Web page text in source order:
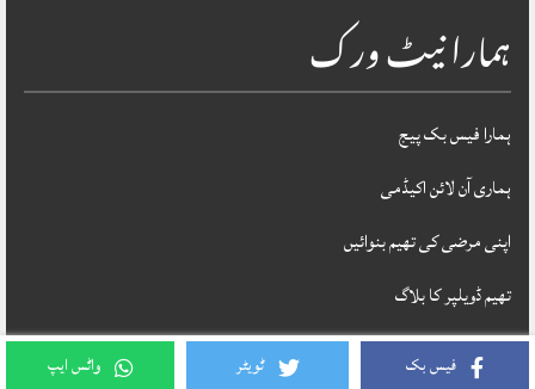
فیس بک ٹویٹر واٹس ایپ
ہمارا نیٹ ورک
ہمارا فیس بک پیج
ہماری آن لائن اکیڈمی
اپنی مرضی کی تھیم بنوائیں
تھیم ڈویلپر کا بلاگ
Theme Designed & Developed By STYLOTHEMES